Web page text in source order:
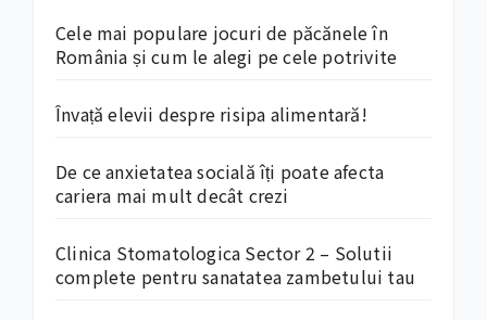
Cele mai populare jocuri de păcănele în
România și cum le alegi pe cele potrivite
Învață elevii despre risipa alimentară!
De ce anxietatea socială îți poate afecta
cariera mai mult decât crezi
Clinica Stomatologica Sector 2 – Solutii
complete pentru sanatatea zambetului tau